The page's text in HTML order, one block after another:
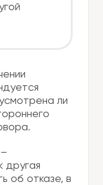
ли
другая
об отказе, в